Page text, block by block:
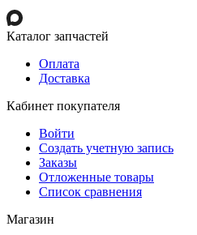
Каталог запчастей
Оплата
Доставка
Кабинет покупателя
Войти
Создать учетную запись
Заказы
Отложенные товары
Список сравнения
Магазин